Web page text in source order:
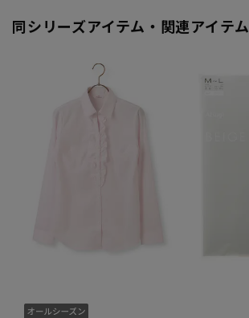
同シリーズアイテム・関連アイテム